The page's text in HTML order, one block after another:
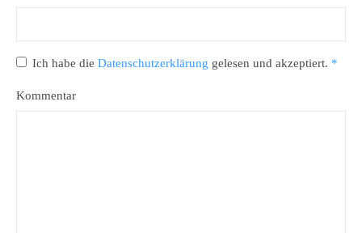
Ich habe die Datenschutzerklärung gelesen und akzeptiert. *
Kommentar